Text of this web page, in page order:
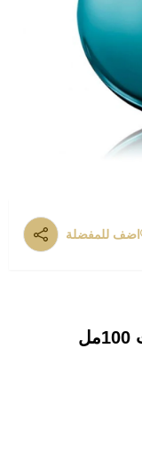
اضف للمفضلة